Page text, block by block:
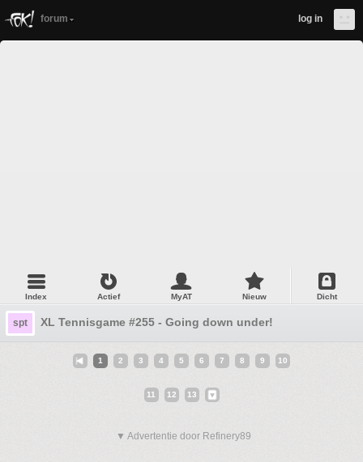
forum log in
Index Actief MyAT Nieuw Dicht
spt XL Tennisgame #255 - Going down under!
1 2 3 4 5 6 7 8 9 10
11 12 13
▼ Advertentie door Refinery89